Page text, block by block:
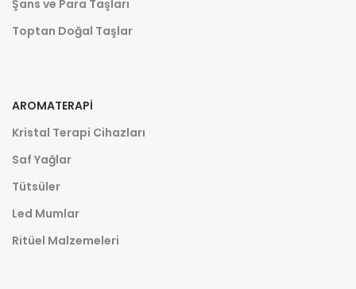
Şans ve Para Taşları
Toptan Doğal Taşlar
AROMATERAPI
Kristal Terapi Cihazları
Saf Yağlar
Tütsüler
Led Mumlar
Ritüel Malzemeleri